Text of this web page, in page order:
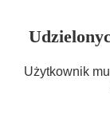
Użytkownik